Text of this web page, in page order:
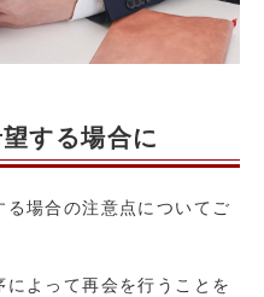
する場合に
場合の注意点についてご
よって再会を行うことを